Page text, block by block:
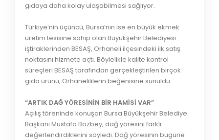
gıdaya daha kolay ulaşabilmesi sağlıyor.
Türkiye’nin üçüncü, Bursa’nın ise en büyük ekmek
üretim tesisine sahip olan Büyükşehir Belediyesi
iştiraklerinden BESAŞ, Orhaneli ilçesindeki ilk satış
noktasını hizmete açtı. Böylelikle kalite kontrol
süreçleri BESAŞ tarafından gerçekleştirilen birçok
gıda ürünü, Orhanelililerin beğenisine sunuldu.
“ARTIK DAĞ YÖRESİNİN BİR HAMİSİ VAR”
Açılış töreninde konuşan Bursa Büyükşehir Belediye
Başkanı Mustafa Bozbey, dağ yöresini farklı
değerlendirdiklerini söyledi. Dağ yöresinin bugüne